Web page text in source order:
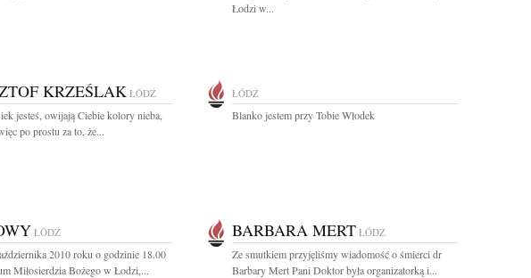
Łodzi w...
KRZEŚLAKŁÓDŹ
jesteś, owijają Ciebie kolory nieba,
po prostu za to, że...
ŁÓDŹ
Blanko jestem przy Tobie Włodek
ŁÓDŹ
2010 roku o godzinie 18.00
Miłosierdzia Bożego w Łodzi,...
BARBARA MERT ŁÓDŹ
Ze smutkiem przyjęliśmy wiadomość o śmierci dr
Barbary Mert Pani Doktor była organizatorką i...